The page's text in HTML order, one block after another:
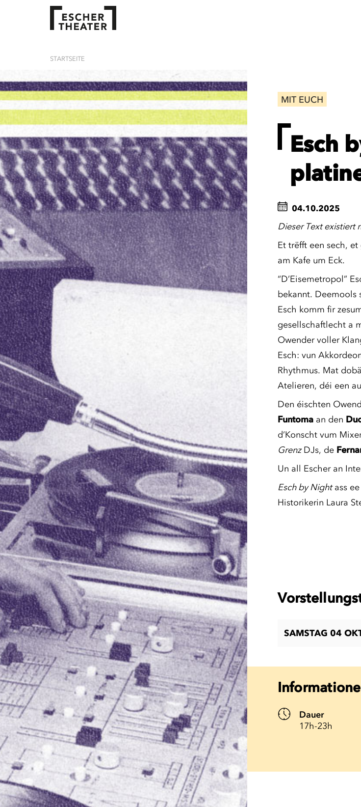
STARTSEITE
MIT EUCH
Esch
04.10.2025
Dieser Text existiert
Et trëfft een sech,
am Kafe um Eck.
“D’Eisemetropol”
bekannt. Deemools
Esch komm fir
gesellschaftlecht a
Owender voller
Esch: vun
Rhythmus. Mat
Atelieren, déi een
Den éischten
Funtomaan den
d’Konscht vum
GrenzDJs, de
Un all Escher an
Esch by Nightass
Historikerin Laura
SAMSTAG 04
Dauer
17h-23h